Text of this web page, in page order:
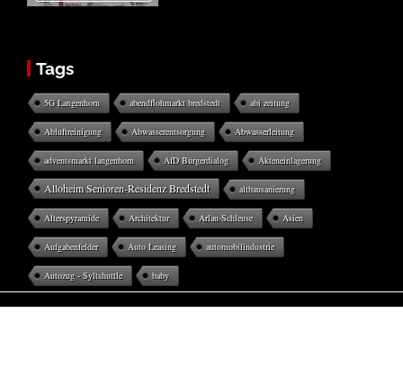
Tags
5G Langenhorn abendflohmarkt bredstedt abi zeitung
Abluftreinigung Abwasserentsorgung Abwasserleitung
adventsmarkt langenhorn AfD Bürgerdialog Akteneinlagerung
Alloheim Senioren-Residenz Bredstedt altbausanierung
Alterspyramide Architektur Arlau-Schleuse Asien
Aufgabenfelder Auto Leasing automobilindustrie
Autozug - Syltshuttle baby